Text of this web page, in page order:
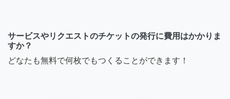
サービスやリクエストのチケットの発行に費用はかかりま
すか？
どなたも無料で何枚でもつくることができます！